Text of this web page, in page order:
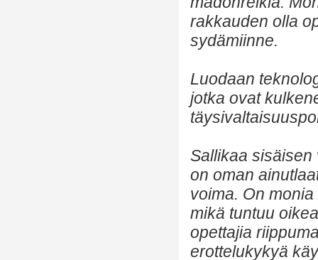
rakkauden olla
sydämiinne.
Luodaan
jotka ovat
Sallikaa sisäisen
on oman
voima. On
mikä tuntuu
opettajia
erottelukykyä